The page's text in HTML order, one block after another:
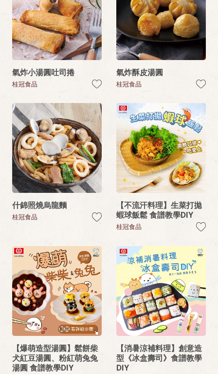
氣炸小湯圓吐司捲
桂冠食品
氣炸酥皮湯圓
桂冠食品
什錦照燒烏龍麵
桂冠食品
【不流汗料理】生菜打拋
蝦球飯鬆 食譜教學DIY
桂冠食品
【爆萌造型湯圓】鬆餅柴
犬紅豆湯圓、粉紅萌兔兔
湯圓 食譜教學DIY
【消暑涼補料理】創意造
型《冰盒壽司》食譜教學
DIY